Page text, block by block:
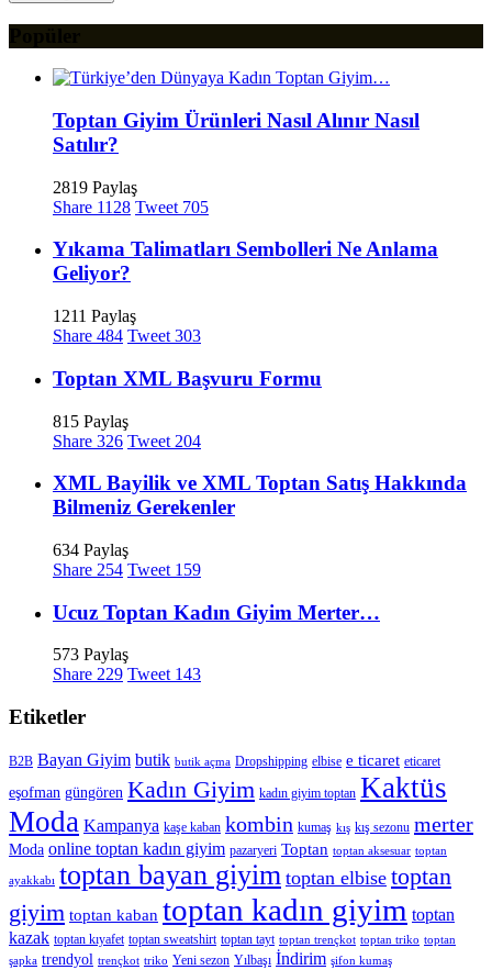
Toptan Giyim Ürünleri Nasıl Alınır Nasıl
Satılır?
2819 Paylaş
Share 1128 Tweet 705
Yıkama Talimatları Sembolleri Ne Anlama
Geliyor?
1211 Paylaş
Share 484 Tweet 303
Toptan XML Başvuru Formu
815 Paylaş
Share 326 Tweet 204
XML Bayilik ve XML Toptan Satış Hakkında
Bilmeniz Gerekenler
634 Paylaş
Share 254 Tweet 159
Ucuz Toptan Kadın Giyim Merter…
573 Paylaş
Share 229 Tweet 143
Etiketler
B2B Bayan Giyim butik butik açma Dropshipping elbise e ticaret eticaret
eşofman güngören Kadın Giyim kadın giyim toptan Kaktüs
Moda Kampanya kaşe kaban kombin kumaş kış kış sezonu merter
Moda online toptan kadın giyim pazaryeri Toptan toptan aksesuar toptan
ayakkabı toptan bayan giyim toptan elbise toptan
giyim toptan kaban toptan kadın giyim toptan
kazak toptan kıyafet toptan sweatshirt toptan tayt toptan trençkot toptan triko toptan
şapka trendyol trençkot triko Yeni sezon Yılbaşı İndirim şifon kumaş